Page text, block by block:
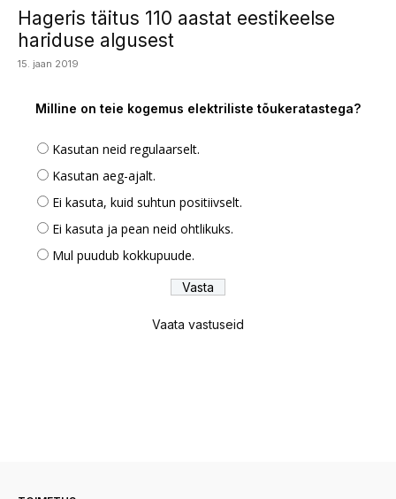
Hageris täitus 110 aastat eestikeelse
hariduse algusest
15. jaan 2019
Milline on teie kogemus elektriliste tõukeratastega?
Kasutan neid regulaarselt.
Kasutan aeg-ajalt.
Ei kasuta, kuid suhtun positiivselt.
Ei kasuta ja pean neid ohtlikuks.
Mul puudub kokkupuude.
Vaata vastuseid